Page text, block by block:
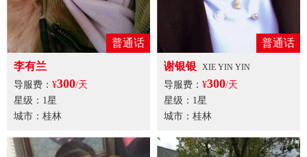
普通话
李有兰
导服费： ¥300/天
星级：1星
城市：桂林
普通话
谢银银
XIE YIN YIN
导服费： ¥300/天
星级：1星
城市：桂林